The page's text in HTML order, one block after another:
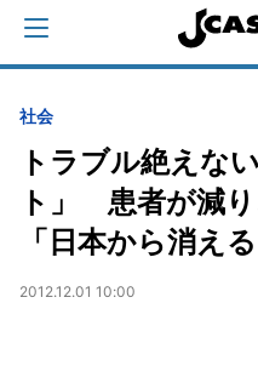
社会
トラブル絶えな
ト」 患者が減
「日本から消え
2012.12.01 10:00